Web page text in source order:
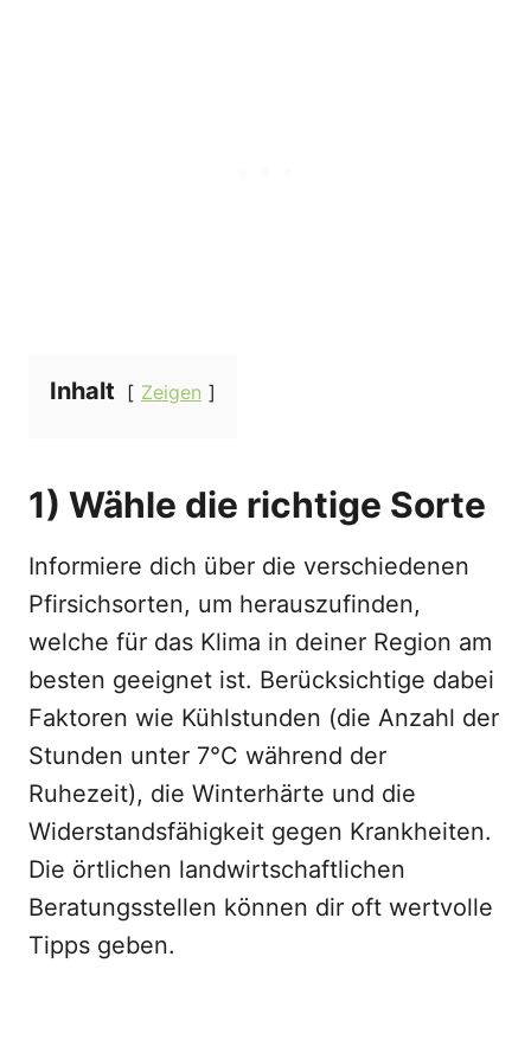
Inhalt Zeigen
1) Wähle die richtige Sorte
Informiere dich über die verschiedenen
Pfirsichsorten, um herauszufinden,
welche für das Klima in deiner Region am
besten geeignet ist. Berücksichtige dabei
Faktoren wie Kühlstunden (die Anzahl der
Stunden unter 7°C während der
Ruhezeit), die Winterhärte und die
Widerstandsfähigkeit gegen Krankheiten.
Die örtlichen landwirtschaftlichen
Beratungsstellen können dir oft wertvolle
Tipps geben.